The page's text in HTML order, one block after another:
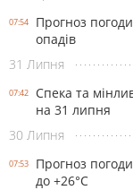
07:54
Прогноз
опадів
31 Липня
07:42
Спека та
на 31 липня
30 Липня
07:53
Прогноз
до +26°С